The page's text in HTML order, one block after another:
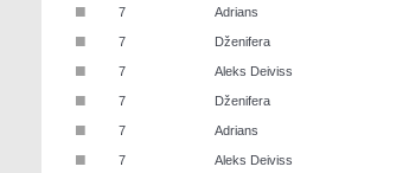
■ 7 Adrians
■ 7 Dženifera
■ 7 Aleks Deiviss
■ 7 Dženifera
■ 7 Adrians
■ 7 Aleks Deiviss